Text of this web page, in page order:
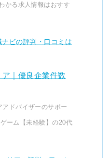
かる求人情報はおすす
ビの評判・口コミは
｜優良企業件数
ドバイザーのサポー
ーム【未経験】の20代